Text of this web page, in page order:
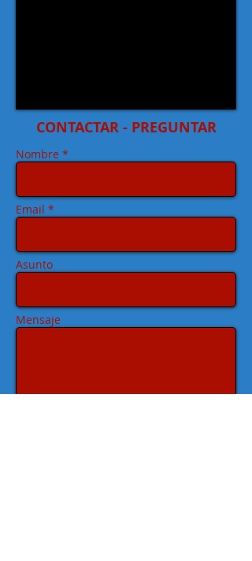
CONTACTAR - PREGUNTAR
Nombre *
Email *
Asunto
Mensaje